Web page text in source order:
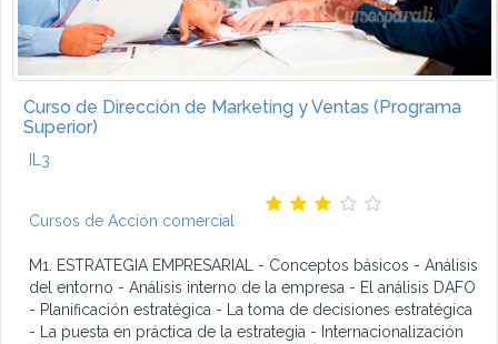
Curso de Dirección de Marketing y Ventas (Programa
Superior)
IL3
Cursos de Acción comercial
M1. ESTRATEGIA EMPRESARIAL - Conceptos básicos - Análisis
del entorno - Análisis interno de la empresa - El análisis DAFO
- Planificación estratégica - La toma de decisiones estratégica
- La puesta en práctica de la estrategia - Internacionalización